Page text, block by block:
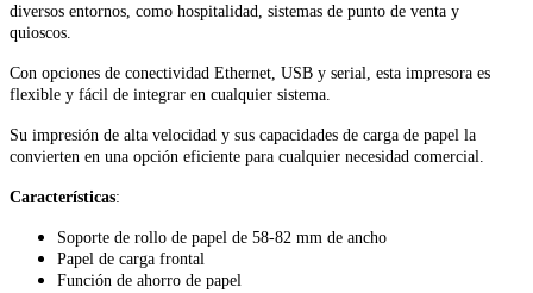
diversos entornos, como hospitalidad, sistemas de punto de venta y
quioscos.
Con opciones de conectividad Ethernet, USB y serial, esta impresora es
flexible y fácil de integrar en cualquier sistema.
Su impresión de alta velocidad y sus capacidades de carga de papel la
convierten en una opción eficiente para cualquier necesidad comercial.
Características:
Soporte de rollo de papel de 58-82 mm de ancho
Papel de carga frontal
Función de ahorro de papel